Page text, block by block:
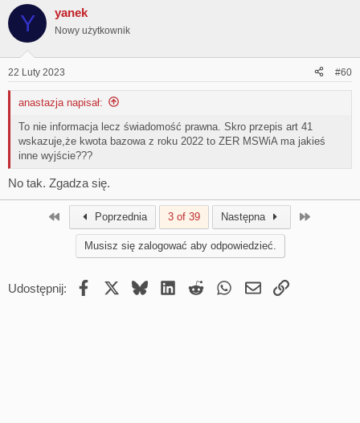
c
i
s
:
Y yanek
Nowy użytkownik
22 Luty 2023 #60
anastazja napisał:
To nie informacja lecz świadomość prawna. Skro przepis art 41
wskazuje,że kwota bazowa z roku 2022 to ZER MSWiA ma jakieś
inne wyjście???
No tak. Zgadza się.
Poprzednia 3 of 39 Następna
Musisz się zalogować aby odpowiedzieć.
Udostępnij: Facebook BlueskyLinkedIn
Reddit WhatsApp
EmailUmieść Link